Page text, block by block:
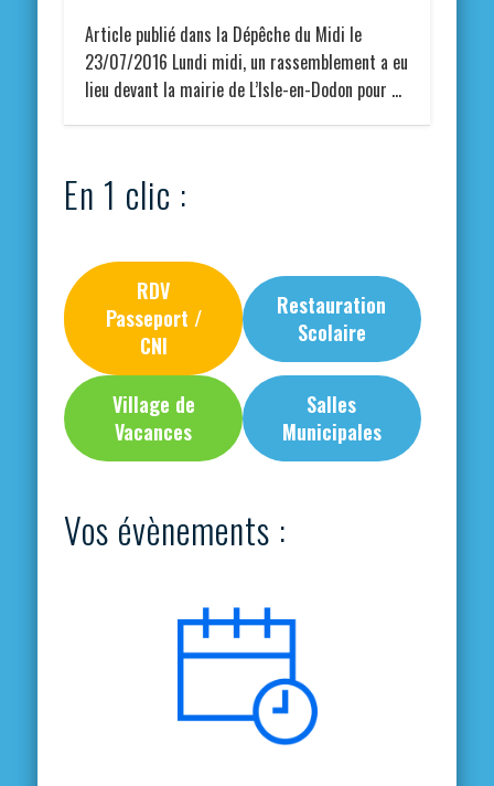
Article publié dans la Dépêche du Midi le
23/07/2016 Lundi midi, un rassemblement a eu
lieu devant la mairie de L’Isle-en-Dodon pour …
En 1 clic :
RDV
Passeport /
CNI
Restauration
Scolaire
Village de
Vacances
Salles
Municipales
Vos évènements :